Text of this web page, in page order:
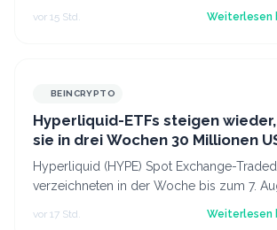
vor 15 Std. Weiterlesen
BEINCRYPTO
Hyperliquid-ETFs steigen
sie in drei Wochen 30 Millionen
haben
Hyperliquid (HYPE) Spot Exchange-
verzeichneten in der Woche bis zum 7.
Nettozuflüsse. Nach drei Wochen mit…
vor 17 Std. Weiterlesen